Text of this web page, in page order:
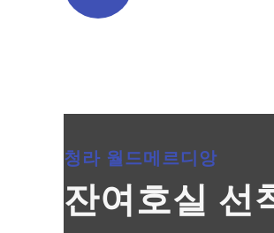
청라 월드메르디앙
잔여호실 선